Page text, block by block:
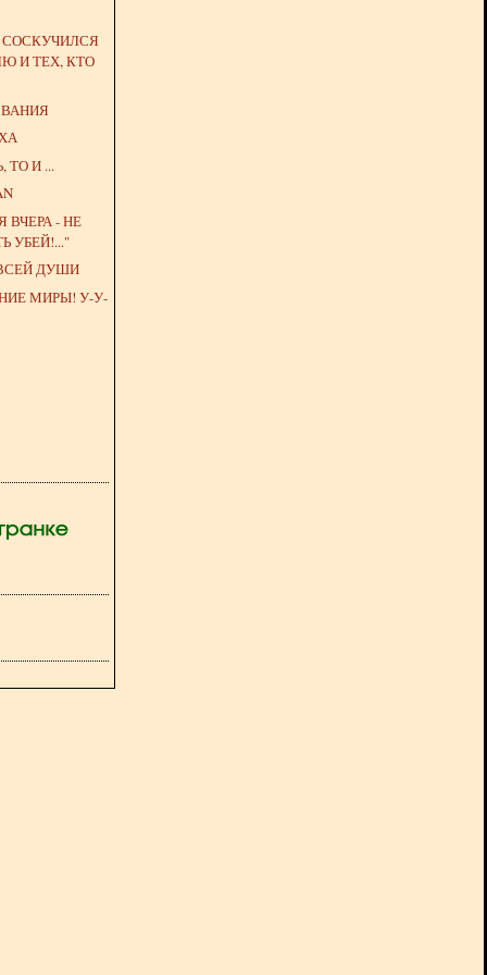
СОСКУЧИЛСЯ
И ТЕХ, КТО
ТО И ...
ВЧЕРА - НЕ
УБЕЙ!..."
ДУШИ
МИРЫ! У-У-